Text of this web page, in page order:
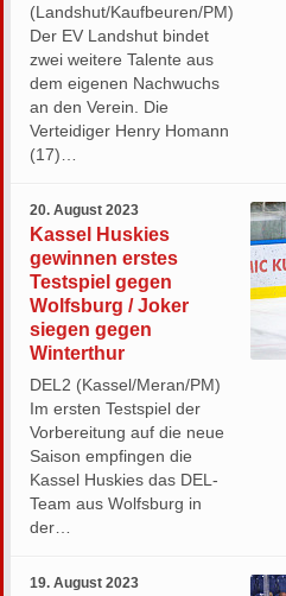
(Landshut/Kaufbeuren/PM)
Der EV Landshut bindet
zwei weitere Talente aus
dem eigenen Nachwuchs
an den Verein. Die
Verteidiger Henry Homann
(17)…
20. August 2023
Kassel Huskies
gewinnen erstes
Testspiel gegen
Wolfsburg / Joker
siegen gegen
Winterthur
DEL2 (Kassel/Meran/PM)
Im ersten Testspiel der
Vorbereitung auf die neue
Saison empfingen die
Kassel Huskies das DEL-
Team aus Wolfsburg in
der…
19. August 2023